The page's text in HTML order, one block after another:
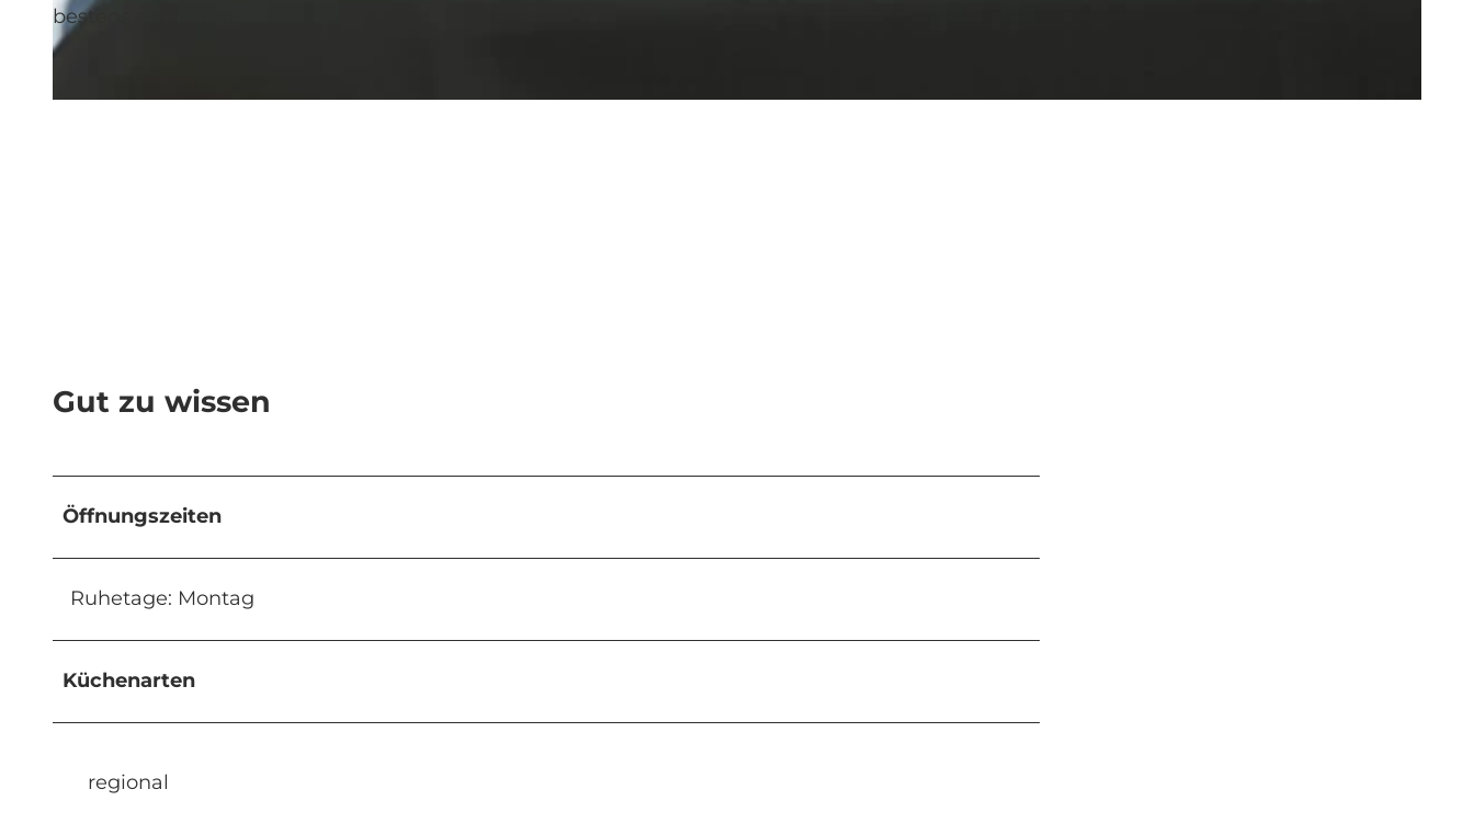
bestens erreichbar.
Gut zu wissen
Öffnungszeiten
Ruhetage: Montag
Küchenarten
regional